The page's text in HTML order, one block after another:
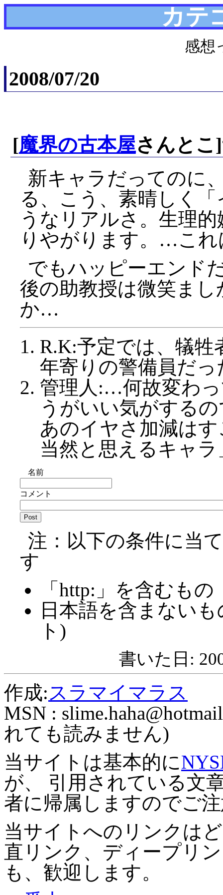
カテ
感想
2008/07/20
[魔界の古本屋さんとこ
新キャラだってのに
る、こう、素晴しく
うなリアルさ。生理
りやがります。…こ
でもハッピーエンド
後の助教授は微笑ま
か…
R.K:予定では、犠
年寄りの警備員だ
管理人:…何故変わ
うがいい気がする
あのイヤさ加減は
当然と思えるキャ
名前
コメント
注：以下の条件に当
す
「http:」を含むもの
日本語を含まない
ト)
書いた日:
作成:スラマイマラス
MSN :
れても読みません)
当サイトは基本的に
が、 引用されている文
者に帰属しますのでご
当サイトへのリンクは
直リンク、ディープリ
も、歓迎します。